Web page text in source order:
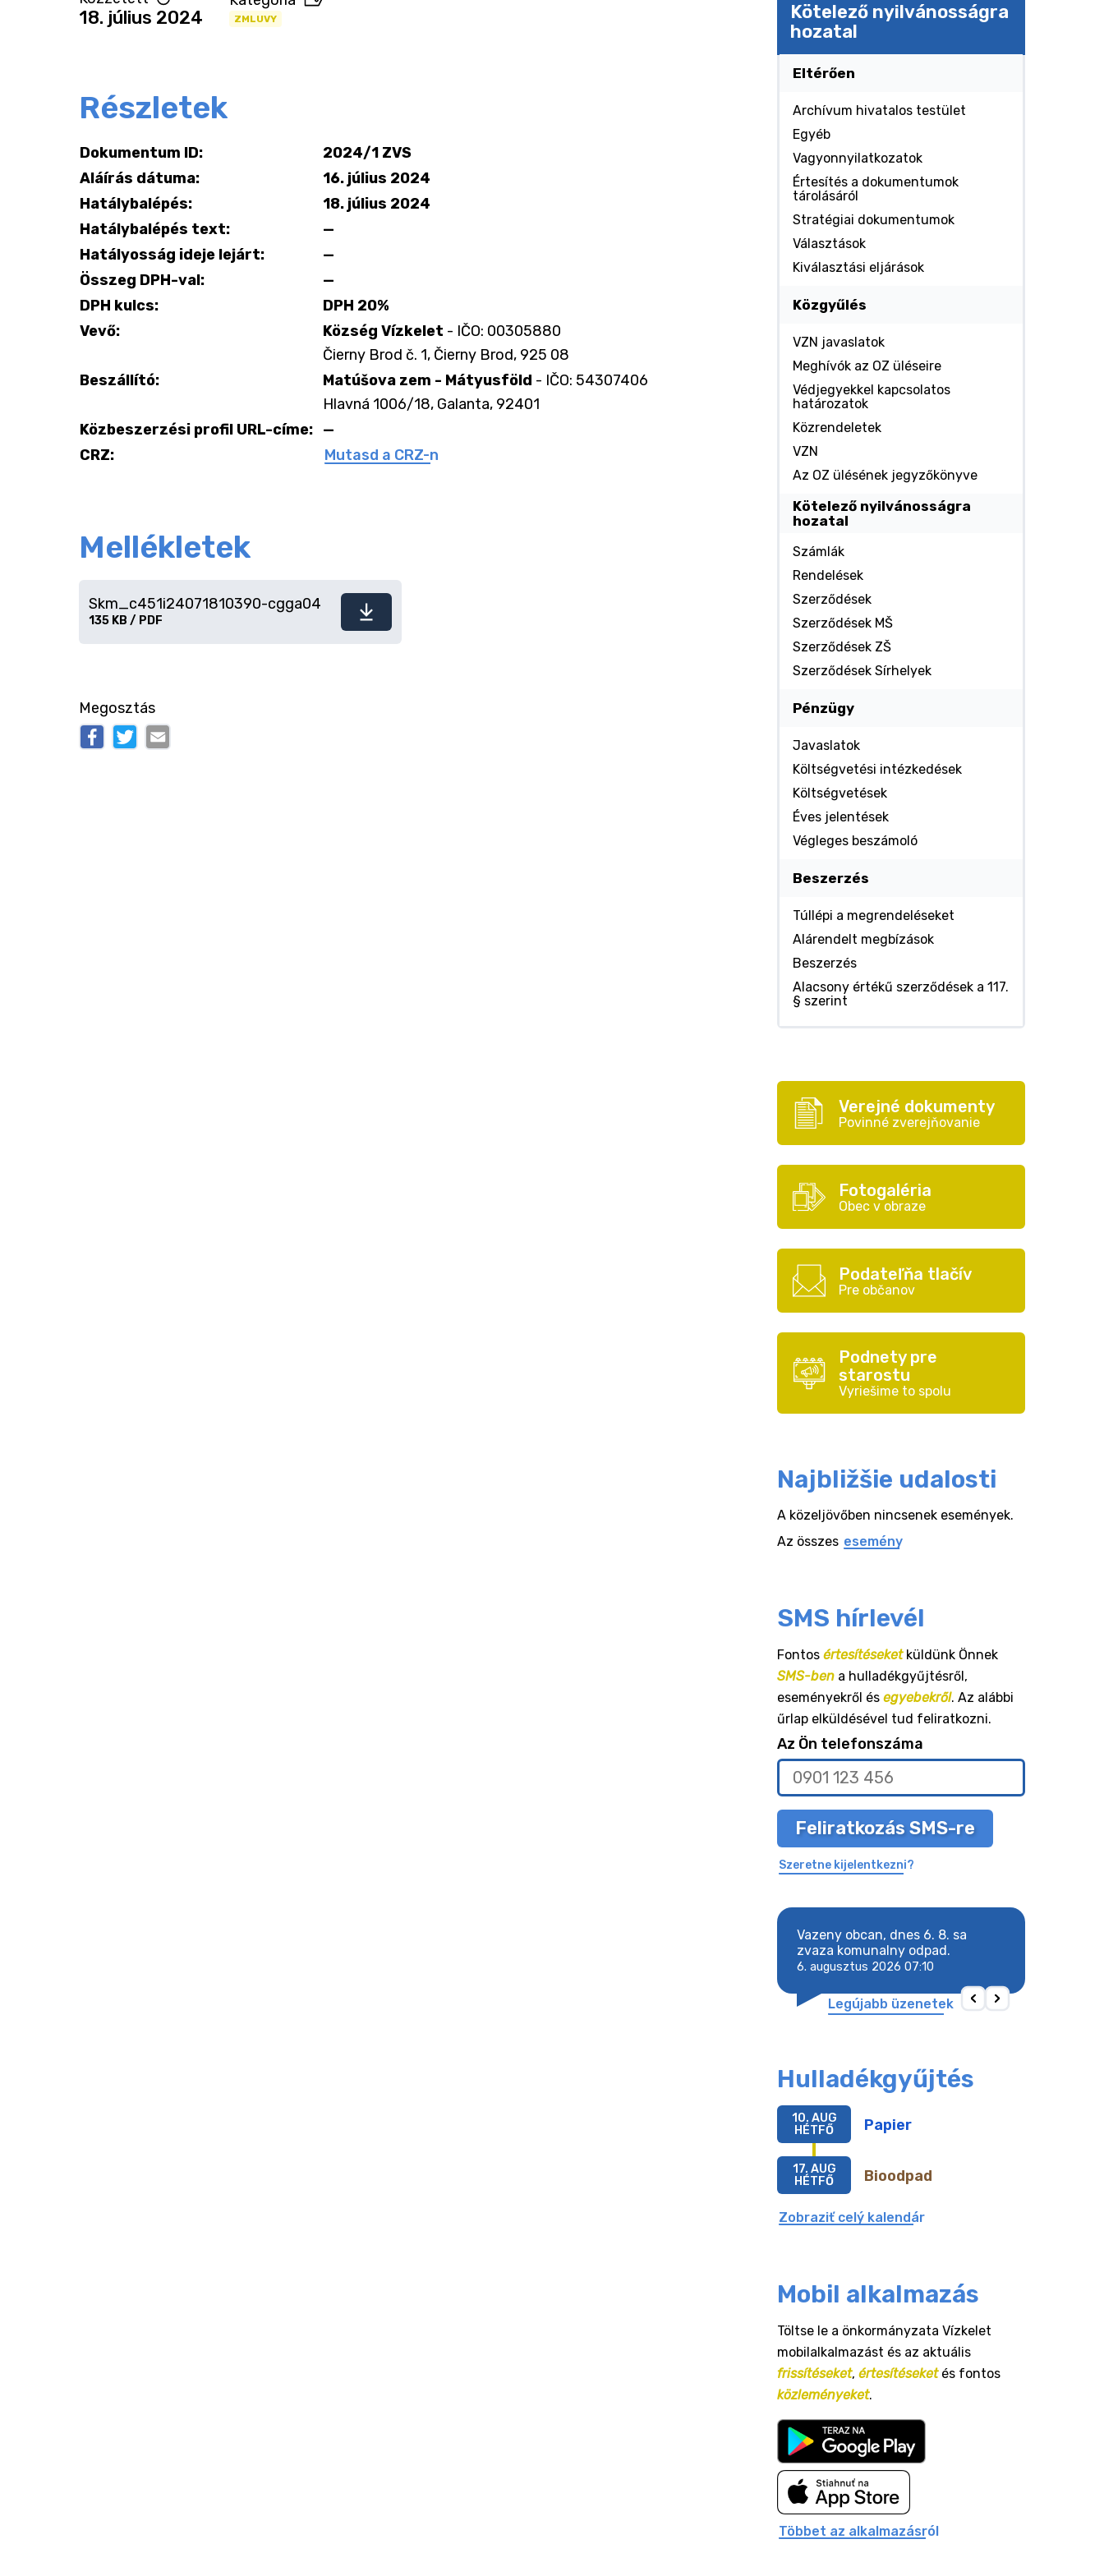
18. július 2024 ZMLUVY
Részletek
Dokumentum ID:
2024/1 ZVS
Aláírás dátuma:
16. július 2024
Hatálybalépés:
18. július 2024
Hatálybalépés text:
—
Hatályosság ideje lejárt:
—
Összeg DPH-val:
—
DPH kulcs:
DPH 20%
Vevő:
Község Vízkelet - IČO: 00305880
Čierny Brod č. 1, Čierny Brod, 925 08
Beszállító:
Matúšova zem - Mátyusföld - IČO: 54307406
Hlavná 1006/18, Galanta, 92401
Közbeszerzési profil URL-címe: —
CRZ:
Mutasd a CRZ-n
Mellékletek
Fájl
Skm_c451i24071810390-cgga04
135 KB / PDF
Megosztás
Kötelező nyilvánosságra
hozatal
Eltérően
Archívum hivatalos testület
Egyéb
Vagyonnyilatkozatok
Értesítés a dokumentumok
tárolásáról
Stratégiai dokumentumok
Választások
Kiválasztási eljárások
Közgyűlés
VZN javaslatok
Meghívók az OZ üléseire
Védjegyekkel kapcsolatos
határozatok
Közrendeletek
VZN
Az OZ ülésének jegyzőkönyve
Kötelező nyilvánosságra
hozatal
Számlák
Rendelések
Szerződések
Szerződések MŠ
Szerződések ZŠ
Szerződések Sírhelyek
Pénzügy
Javaslatok
Költségvetési intézkedések
Költségvetések
Éves jelentések
Végleges beszámoló
Beszerzés
Túllépi a megrendeléseket
Alárendelt megbízások
Beszerzés
Alacsony értékű szerződések a 117.
§ szerint
Verejné dokumenty
Povinné zverejňovanie
Fotogaléria
Obec v obraze
Podateľňa tlačív
Pre občanov
Podnety pre
starostu
Vyriešime to spolu
Najbližšie udalosti
A közeljövőben nincsenek események.
Az összes esemény
SMS hírlevél
Fontos értesítéseketküldünk Önnek
SMS-ben a hulladékgyűjtésről,
eseményekről és egyebekről. Az alábbi
űrlap elküldésével tud feliratkozni.
Az Ön telefonszáma
Feliratkozás SMS-re
Szeretne kijelentkezni?
Vazeny obcan, dnes 6. 8. sa
zvaza komunalny odpad.
6. augusztus 2026 07:10
Legújabb üzenetek
Hulladékgyűjtés
Papier
10. AUG
HÉTFŐ
Bioodpad
17. AUG
HÉTFŐ
Zobraziť celý kalendár
Mobil alkalmazás
Töltse le a önkormányzata Vízkelet
mobilalkalmazást és az aktuális
frissítéseket, értesítéseketés fontos
közleményeket.
Többet az alkalmazásról